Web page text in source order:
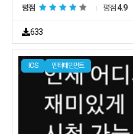
평점 평점4.9
633
IOS 엔터테인먼트